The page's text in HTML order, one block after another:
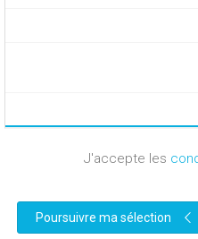
J'accepte les
Poursuivre ma sélection